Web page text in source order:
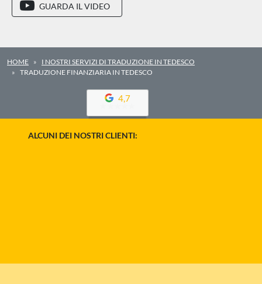
GUARDA IL VIDEO
HOME
I NOSTRI SERVIZI DI TRADUZIONE IN TEDESCO
TRADUZIONE FINANZIARIA IN TEDESCO
4,7
ALCUNI DEI NOSTRI CLIENTI: